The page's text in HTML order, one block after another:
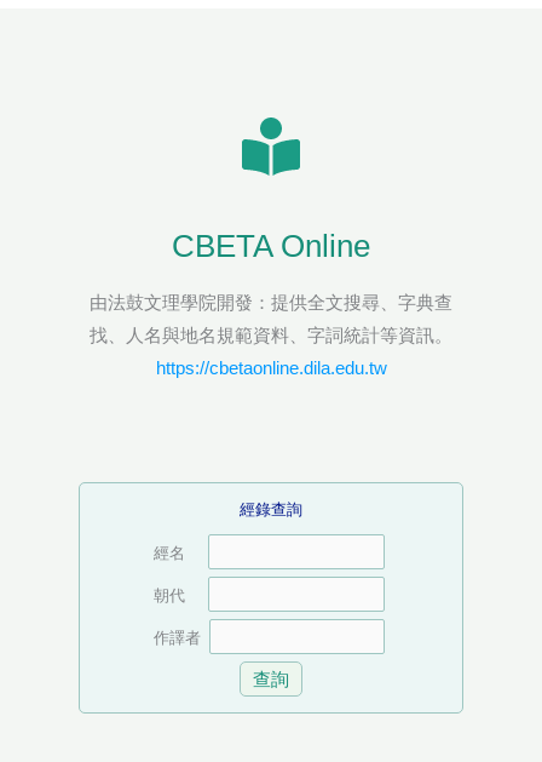
CBETA Online
由法鼓文理學院開發：提供全文搜尋、字典查
找、人名與地名規範資料、字詞統計等資訊。
https://cbetaonline.dila.edu.tw
經錄查詢
經名
朝代
作譯者